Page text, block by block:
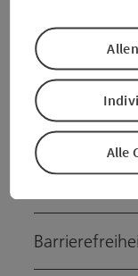
Anreise/Lage
Preise
Alle